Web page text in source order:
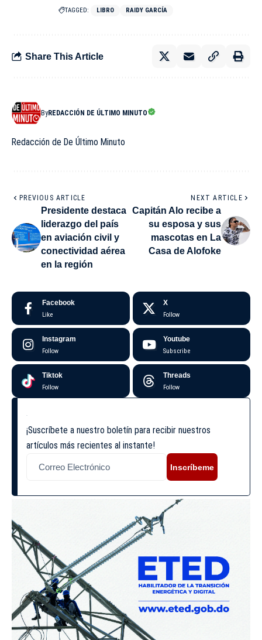
TAGGED: LIBRO RAIDY GARCÍA
Share This Article
ByREDACCIÓN DE ÚLTIMO MINUTO
Redacción de De Último Minuto
PREVIOUS ARTICLE
Presidente destaca
liderazgo del país
en aviación civil y
conectividad aérea
en la región
NEXT ARTICLE
Capitán Alo recibe a
su esposa y sus
mascotas en La
Casa de Alofoke
Facebook
Like
X
Follow
Instagram
Follow
Youtube
Subscribe
Tiktok
Follow
Threads
Follow
¡Suscríbete a nuestro boletín para recibir nuestros
artículos más recientes al instante!
Inscríbeme